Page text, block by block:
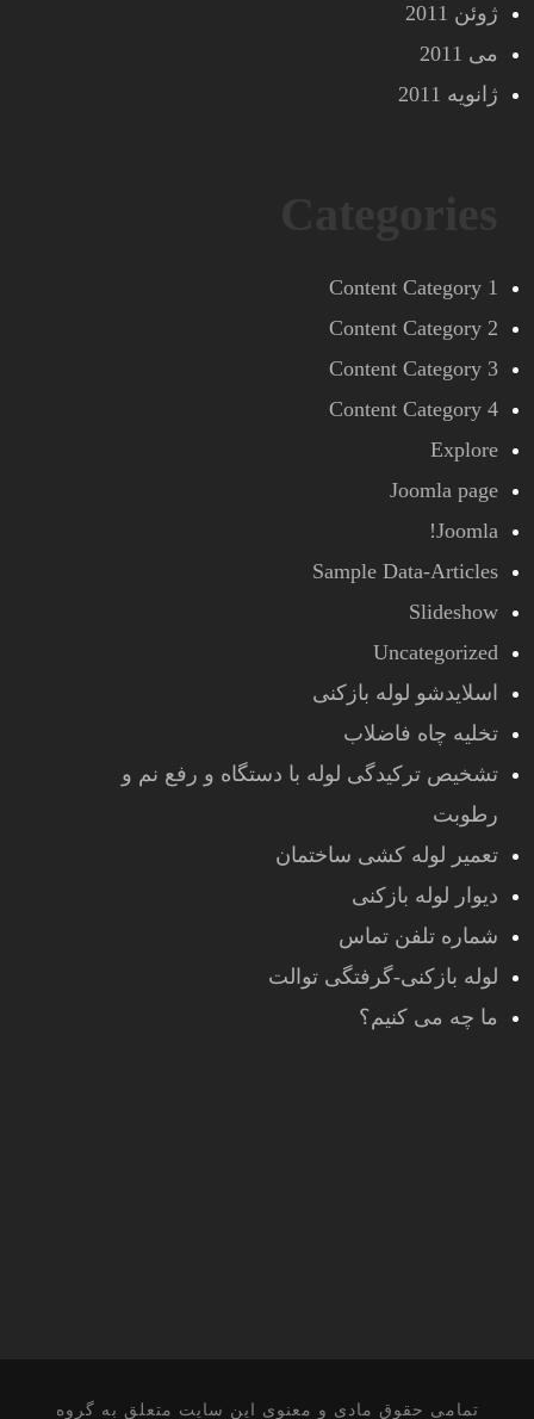
ژوئن 2011
می 2011
ژانویه 2011
Content Category 1
Content Category 2
Content Category 3
Content Category 4
Explore
Joomla page
Joomla!
Sample Data-Articles
Slideshow
Uncategorized
اسلایدشو لوله بازکنی
تخلیه چاه فاضلاب
تشخیص ترکیدگی لوله با دستگاه و رفع نم و
رطوبت
تعمیر لوله کشی ساختمان
دیوار لوله بازکنی
شماره تلفن تماس
لوله بازکنی-گرفتگی توالت
ما چه می کنیم؟
تمامی حقوق مادی و معنوی این سایت متعلق به گروه